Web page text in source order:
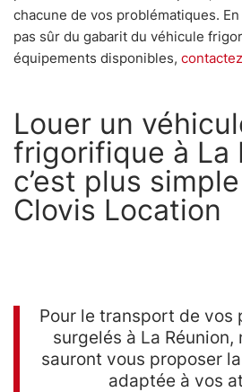
chacune de vos problématiques. En
pas sûr du gabarit du véhicule
équipements disponibles,
Louer un
frigorifique à La
c’est plus
Clovis Location
Pour le transport de vos
surgelés à La Réunion,
sauront vous proposer
adaptée à vos